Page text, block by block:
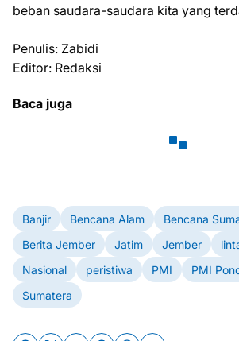
beban saudara-saudara kita yang
Penulis: Zabidi
Editor: Redaksi
Baca juga
Banjir Bencana Alam
Bencana
Berita Jember
Jatim Jember
Nasional
peristiwa PMI
PMI
Sumatera